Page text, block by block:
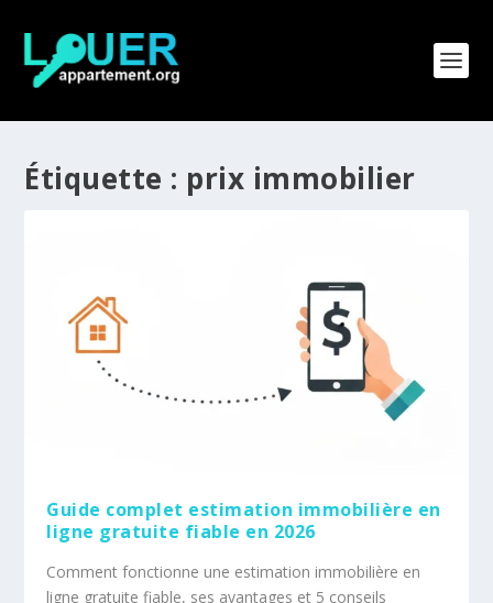
Étiquette : prix immobilier
Guide complet estimation immobilière en
ligne gratuite fiable en 2026
Comment fonctionne une estimation immobilière en
ligne gratuite fiable, ses avantages et 5 conseils